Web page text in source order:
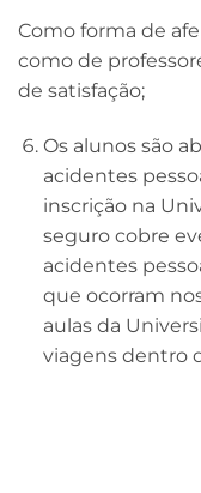
Como forma de
como de
de satisfação;
Os alunos são
acidentes
inscrição na
seguro cobre
acidentes
que ocorram
aulas da
viagens dentro